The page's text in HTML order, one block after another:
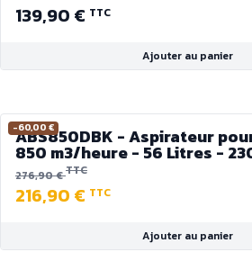
139,90 € TTC
Ajouter au panier
-60,00 €
ABS850DBK - Aspirateur
850 m3/heure - 56 Litres -
276,90 €TTC
216,90 € TTC
Ajouter au panier